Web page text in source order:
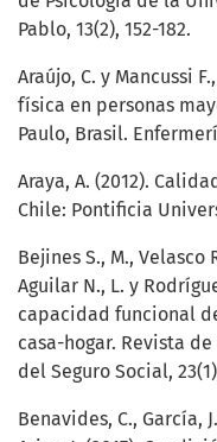
Pablo, 13(2), 152-182.
Araújo, C. y Mancussi
física en personas
Paulo, Brasil.
Araya, A. (2012).
Chile: Pontificia
Bejines S., M., Velasco
Aguilar N., L. y
capacidad funcional
casa-hogar. Revista
del Seguro Social,
Benavides, C., García,